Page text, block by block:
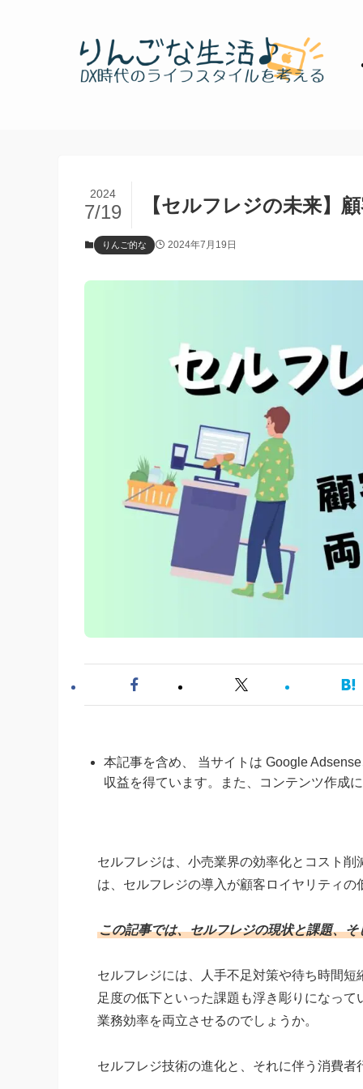
【セルフレジの未来】
2024
7/19
りんご的な 2024年7月19日
本記事を含め、 当サイトは Google
収益を得ています。また、コンテンツ作成
セルフレジは、小売業界の効率化とコスト
は、セルフレジの導入が顧客ロイヤリティ
この記事では、セルフレジの現状と課題、
セルフレジには、人手不足対策や待ち時間
足度の低下といった課題も浮き彫りになっ
業務効率を両立させるのでしょうか。
セルフレジ技術の進化と、それに伴う消費